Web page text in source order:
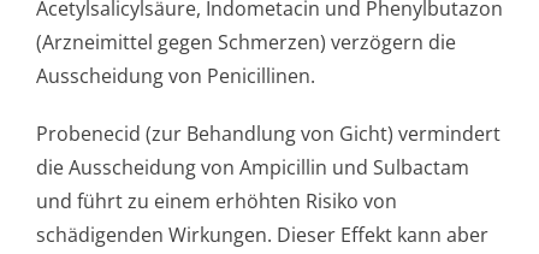
Acetylsalicylsäure, Indometacin und Phenylbutazon
(Arzneimittel gegen Schmerzen) verzögern die
Ausscheidung von Penicillinen.
Probenecid (zur Behandlung von Gicht) vermindert
die Ausscheidung von Ampicillin und Sulbactam
und führt zu einem erhöhten Risiko von
schädigenden Wirkungen. Dieser Effekt kann aber